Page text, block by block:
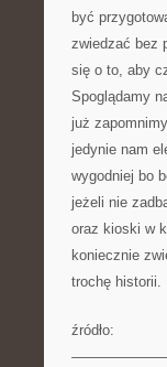
być
zwiedzać bez
się o to, aby
Spoglądamy
już
jedynie nam
wygodniej bo
jeżeli nie
oraz kioski w
koniecznie
trochę historii.
źródło: